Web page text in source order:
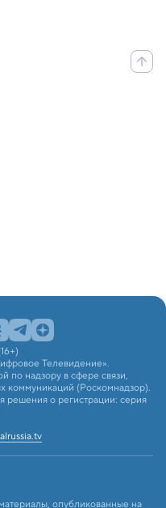
Телевидение».
по надзору в сфере связи,
коммуникаций (Роскомнадзор).
решения о регистрации: серия
опубликованные на